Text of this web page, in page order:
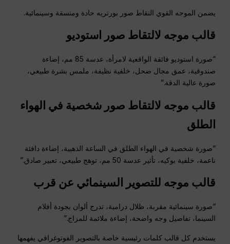
يضمن الموجه القوي التقاط صور بورتريه حادة ومتسقة وسينمائية.
قالب موجه لالتقاط صور استوديو
“صورة استوديو فائقة الواقعية لامرأة، عدسة 85 مم، إضاءة
صندوقية، عمق مجال ضحل، خلفية نظيفة، ملمس بشرة طبيعي،
صورة عالية الدقة.”
قالب موجه لالتقاط صور شخصية في الهواء
الطلق
“صورة شخصية في الهواء الطلق في الساعة الذهبية، إضاءة دافئة
ناعمة، خلفية بوكيه، تأثير عدسة 50 مم، توهج طبيعي، تعبير صادق.”
قالب موجه للتصوير السينمائي عن قرب
“صورة سينمائية مقربة، ظلال درامية، تدرج ألوان بجودة أفلام
السينما، تفاصيل وجه واضحة، إضاءة ملائمة للمزاج.”
يستخدم كل قالب كلمات رئيسية خاصة بالتصوير الفوتوغرافي يفهمها